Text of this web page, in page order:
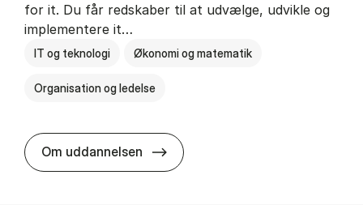
for it. Du får redskaber til at udvælge, udvikle og
implementere it…
IT og teknologi Økonomi og matematik
Organisation og ledelse
Om uddannelsen HA(it.) - erhvervs­økonomi og